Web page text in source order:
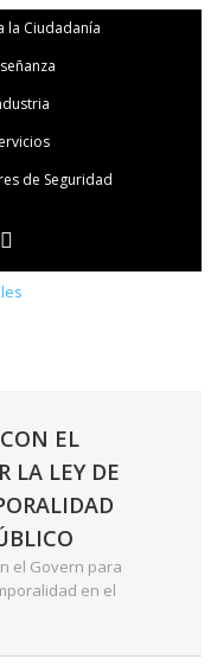
la Ciudadanía
de Seguridad
EL
LA LEY DE
el Govern para
en el